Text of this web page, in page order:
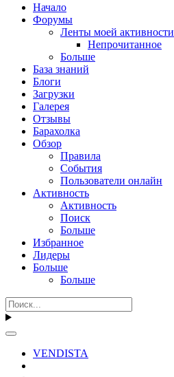
Начало
Форумы
Ленты моей активности
Непрочитанное
Больше
База знаний
Блоги
Загрузки
Галерея
Отзывы
Барахолка
Обзор
Правила
События
Пользователи онлайн
Активность
Активность
Поиск
Больше
Избранное
Лидеры
Больше
Больше
VENDISTA